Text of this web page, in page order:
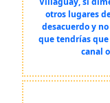
otros lugares
desacuerdo y
que tendrías
canal